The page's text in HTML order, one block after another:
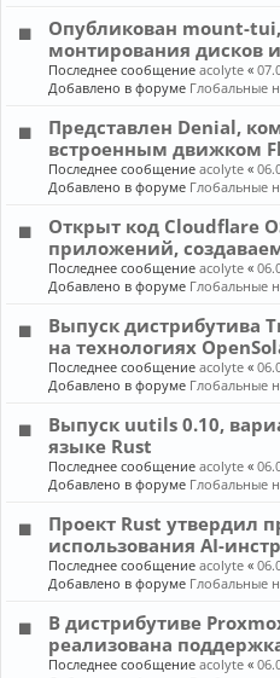
Опубликован mount-
монтирования дисков
Последнее сообщениеacolyte «
Добавлено в форуме Глобальные
Представлен Denial,
встроенным движком
Последнее сообщениеacolyte «
Добавлено в форуме Глобальные
Открыт код Cloudflare
приложений,
Последнее сообщениеacolyte «
Добавлено в форуме Глобальные
Выпуск дистрибутива
на технологиях
Последнее сообщениеacolyte «
Добавлено в форуме Глобальные
Выпуск uutils 0.10,
языке Rust
Последнее сообщениеacolyte «
Добавлено в форуме Глобальные
Проект Rust утвердил
использования AI-
Последнее сообщениеacolyte «
Добавлено в форуме Глобальные
В дистрибутиве
реализована
Последнее сообщениеacolyte «